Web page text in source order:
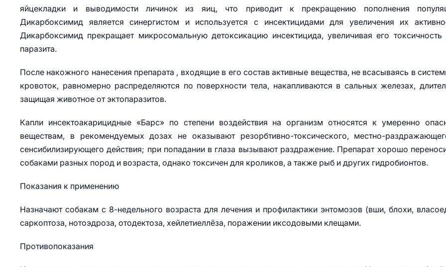
яйцекладки и выводимости личинок из яиц, что приводит к прекращению пополнения
Дикарбоксимид является синергистом и используется с инсектицидами для увеличения их
Дикарбоксимид прекращает микросомальную детоксикацию инсектицида, увеличивая его токсичность
паразита.
После накожного нанесения препарата , входящие в его состав активные вещества, не всасываясь в
кровоток, равномерно распределяются по поверхности тела, накапливаются в сальных железах,
защищая животное от эктопаразитов.
Капли инсектоакарицидные «Барс» по степени воздействия на организм относятся к умеренно
веществам, в рекомендуемых дозах не оказывают резорбтивно-токсического, местно-
сенсибилизирующего действия; при попадании в глаза вызывают раздражение. Препарат хорошо
собаками разных пород и возраста, однако токсичен для кроликов, а также рыб и других гидробионтов.
Показания к применению
Назначают собакам с 8-недельного возраста для лечения и профилактики энтомозов (вши, блохи,
саркоптоза, нотоэдроза, отодектоза, хейлетиеллёза, поражении иксодовыми клещами.
Противопоказания